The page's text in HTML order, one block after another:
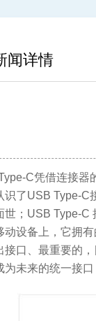
闻详情
C凭借连接器
识了USB Type-
世；USB Type-C
动设备上，它拥
接口、最重要的
为未来的统一接